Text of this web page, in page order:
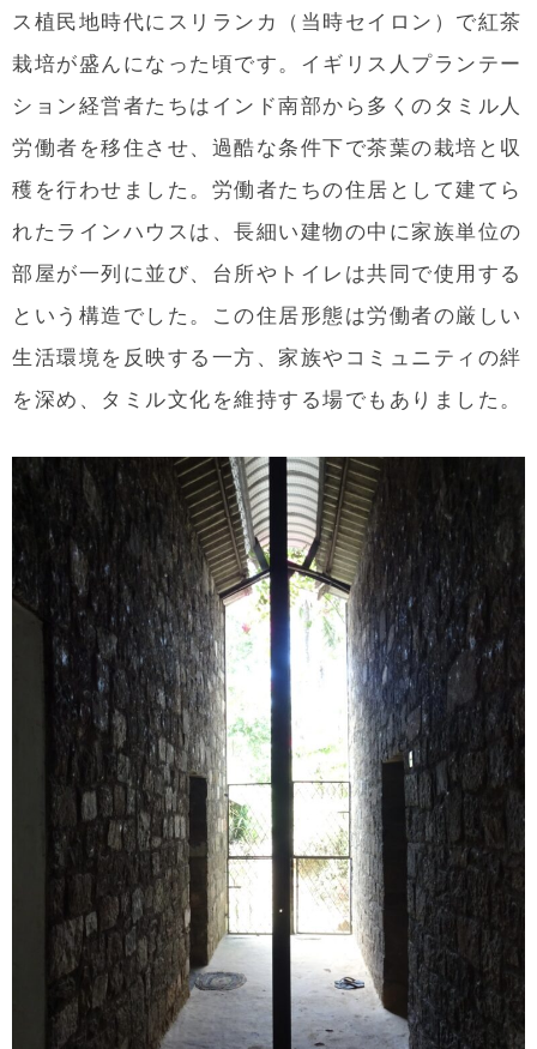
ス植民地時代にスリランカ（当時セイロン）で紅茶
栽培が盛んになった頃です。イギリス人プランテー
ション経営者たちはインド南部から多くのタミル人
労働者を移住させ、過酷な条件下で茶葉の栽培と収
穫を行わせました。労働者たちの住居として建てら
れたラインハウスは、長細い建物の中に家族単位の
部屋が一列に並び、台所やトイレは共同で使用する
という構造でした。この住居形態は労働者の厳しい
生活環境を反映する一方、家族やコミュニティの絆
を深め、タミル文化を維持する場でもありました。